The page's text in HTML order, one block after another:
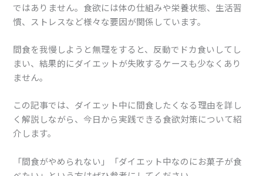
ではありません。食欲には体の仕組みや栄養状態、生活習
慣、ストレスなど様々な要因が関係しています。
間食を我慢しようと無理をすると、反動でドカ食いしてし
まい、結果的にダイエットが失敗するケースも少なくあり
ません。
この記事では、ダイエット中に間食したくなる理由を詳し
く解説しながら、今日から実践できる食欲対策について紹
介します。
「間食がやめられない」「ダイエット中なのにお菓子が食